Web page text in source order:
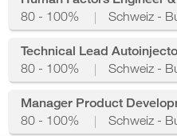
80 - 100%
Schweiz -
Technical Lead
80 - 100%
Schweiz -
Manager Product
80 - 100%
Schweiz -